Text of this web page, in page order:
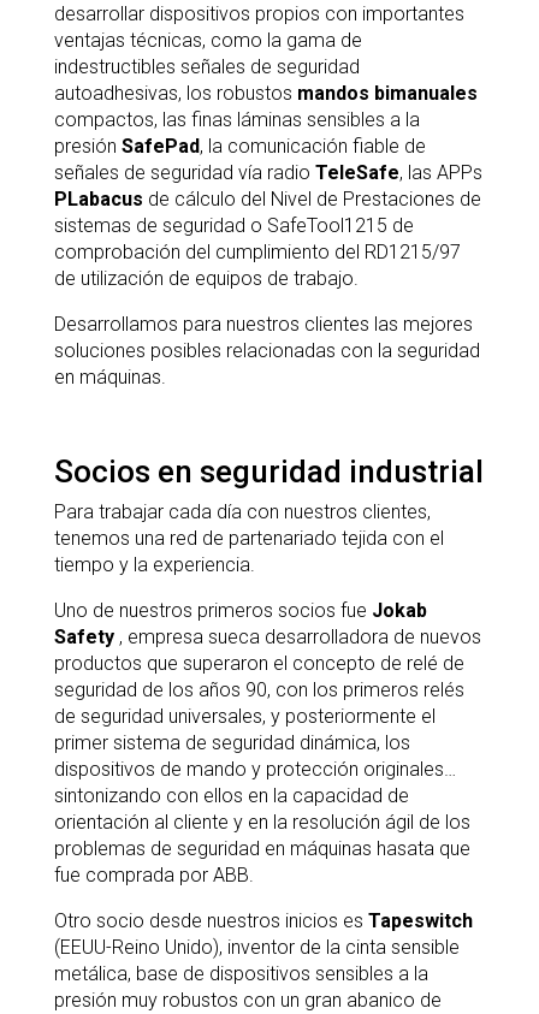
desarrollar dispositivos propios con importantes
ventajas técnicas, como la gama de
indestructibles señales de seguridad
autoadhesivas, los robustos mandos bimanuales
compactos, las finas láminas sensibles a la
presión SafePad, la comunicación fiable de
señales de seguridad vía radio TeleSafe, las APPs
PLabacus de cálculo del Nivel de Prestaciones de
sistemas de seguridad o SafeTool1215 de
comprobación del cumplimiento del RD1215/97
de utilización de equipos de trabajo.
Desarrollamos para nuestros clientes las mejores
soluciones posibles relacionadas con la seguridad
en máquinas.
Socios en seguridad industrial
Para trabajar cada día con nuestros clientes,
tenemos una red de partenariado tejida con el
tiempo y la experiencia.
Uno de nuestros primeros socios fue Jokab
Safety, empresa sueca desarrolladora de nuevos
productos que superaron el concepto de relé de
seguridad de los años 90, con los primeros relés
de seguridad universales, y posteriormente el
primer sistema de seguridad dinámica, los
dispositivos de mando y protección originales…
sintonizando con ellos en la capacidad de
orientación al cliente y en la resolución ágil de los
problemas de seguridad en máquinas hasata que
fue comprada por ABB.
Otro socio desde nuestros inicios es Tapeswitch
(EEUU-Reino Unido), inventor de la cinta sensible
metálica, base de dispositivos sensibles a la
presión muy robustos con un gran abanico de